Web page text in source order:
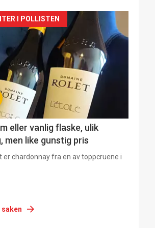
I POLLISTEN
eller vanlig flaske, ulik
men like gunstig pris
er chardonnay fra en av toppcruene i
saken